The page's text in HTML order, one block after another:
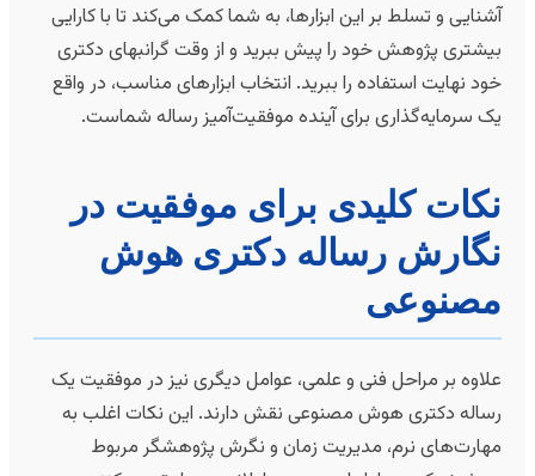
و تسلط بر این ابزارها، به شما کمک می‌کند تا با کارایی
پژوهش خود را پیش ببرید و از وقت گرانبهای دکتری
نهایت استفاده را ببرید. انتخاب ابزارهای مناسب، در واقع
سرمایه‌گذاری برای آینده موفقیت‌آمیز رساله شماست.
کلیدی برای موفقیت در
رساله دکتری هوش
بر مراحل فنی و علمی، عوامل دیگری نیز در موفقیت یک
دکتری هوش مصنوعی نقش دارند. این نکات اغلب به
نرم، مدیریت زمان و نگرش پژوهشگر مربوط